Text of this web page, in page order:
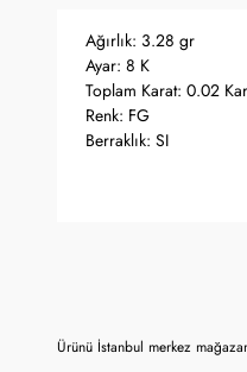
Ağırlık: 3.28 gr
Ayar: 8 K
Toplam Karat: 0.02
Renk: FG
Berraklık: SI
Ürünü İstanbul merkez